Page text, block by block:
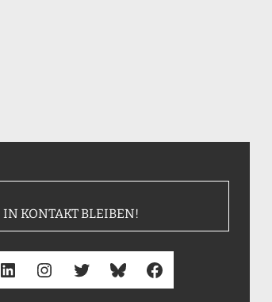
IN KONTAKT BLEIBEN!
LinkedIn Instagram Twitter Bluesky Facebook